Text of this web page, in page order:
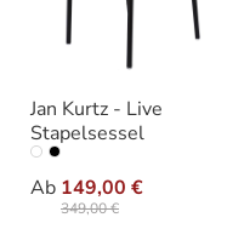
Jan Kurtz - Live
Stapelsessel
Ab 149,00 €
349,00 €
Varianten